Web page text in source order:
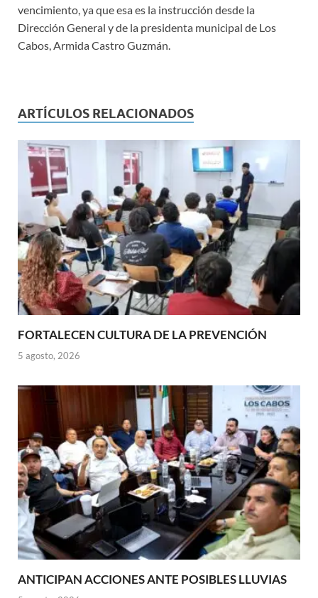
vencimiento, ya que esa es la instrucción desde la
Dirección General y de la presidenta municipal de Los
Cabos, Armida Castro Guzmán.
ARTÍCULOS RELACIONADOS
FORTALECEN CULTURA DE LA PREVENCIÓN
5 agosto, 2026
ANTICIPAN ACCIONES ANTE POSIBLES LLUVIAS